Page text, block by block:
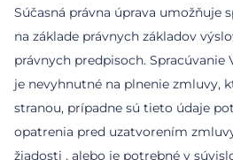
Súčasná právna úprava umožňuje
na základe právnych základov
právnych predpisoch. Spracúvanie
je nevyhnutné na plnenie zmluvy,
stranou, prípadne sú tieto údaje
opatrenia pred uzatvorením
žiadosti . alebo je potrebné v